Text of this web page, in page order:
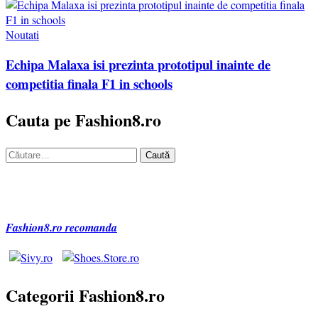
Noutati
Echipa Malaxa isi prezinta prototipul inainte de
competitia finala F1 in schools
Cauta pe Fashion8.ro
Caută
Fashion8.ro recomanda
Categorii Fashion8.ro